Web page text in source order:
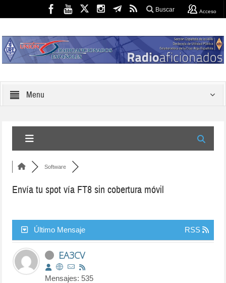
Buscar Acceso
Menu
Software
Envía tu spot vía FT8 sin cobertura móvil
Último Mensaje RSS
EA3CV
Mensajes: 535